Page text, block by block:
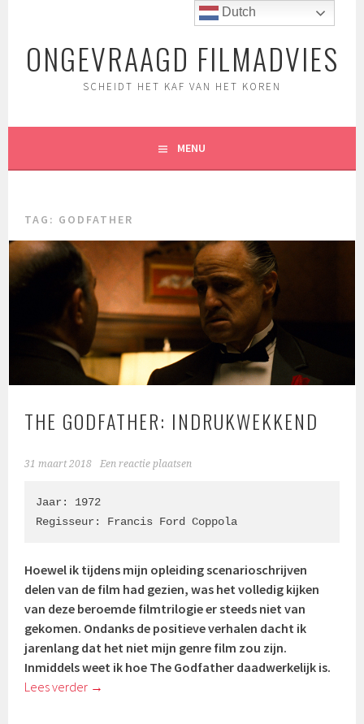
inhoudONGEVRAAGD FILMADVIES
SCHEIDT HET KAF VAN HET KOREN
MENU
TAG: GODFATHER
THE GODFATHER: INDRUKWEKKEND
31 maart 2018 Een reactie plaatsen
Jaar: 1972
Regisseur: Francis Ford Coppola
Hoewel ik tijdens mijn opleiding scenarioschrijven
delen van de film had gezien, was het volledig kijken
van deze beroemde filmtrilogie er steeds niet van
gekomen. Ondanks de positieve verhalen dacht ik
jarenlang dat het niet mijn genre film zou zijn.
Inmiddels weet ik hoe The Godfather daadwerkelijk is.
Lees verder →
Dutch